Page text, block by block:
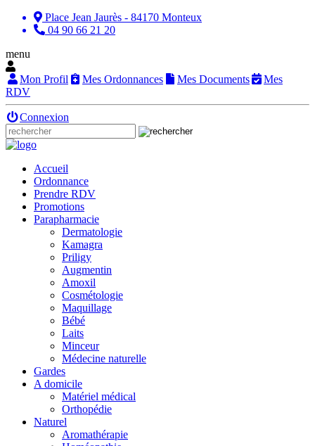
Place Jean Jaurès - 84170 Monteux
04 90 66 21 20
menu
Mon Profil Mes Ordonnances Mes Documents
Mes
RDV
Connexion
Accueil
Ordonnance
Prendre RDV
Promotions
Parapharmacie
Dermatologie
Kamagra
Priligy
Augmentin
Amoxil
Cosmétologie
Maquillage
Bébé
Laits
Minceur
Médecine naturelle
Gardes
A domicile
Matériel médical
Orthopédie
Naturel
Aromathérapie